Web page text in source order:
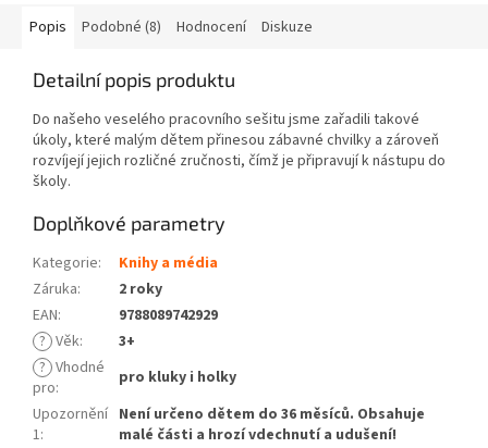
Popis Podobné (8) Hodnocení Diskuze
Detailní popis produktu
Do našeho veselého pracovního sešitu jsme zařadili takové
úkoly, které malým dětem přinesou zábavné chvilky a zároveň
rozvíjejí jejich rozličné zručnosti, čímž je připravují k nástupu do
školy.
Doplňkové parametry
Kategorie:
Knihy a média
Záruka:
2 roky
EAN:
9788089742929
? Věk:
3+
? Vhodné
pro:
pro kluky i holky
Upozornění
1:
Není určeno dětem do 36 měsíců. Obsahuje
malé části a hrozí vdechnutí a udušení!